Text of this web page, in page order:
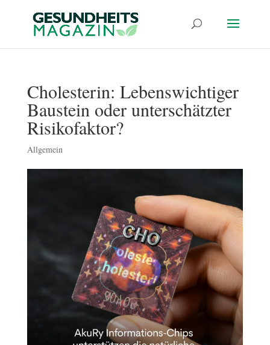
Cholesterin: Lebenswichtiger
Baustein oder unterschätzter
Risikofaktor?
Allgemein